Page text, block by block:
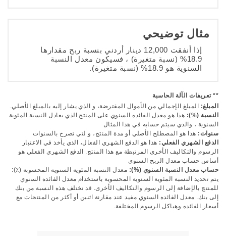
مثال توضيحي
إذا أنفقت 12,000 دينار أردني بنسبة ربح مقدارها
18.9% (نسبة متغيرة) ، فسيكون معدل النسبة
السنوية هو 18.9% (نسبة متغيرة)
.
** تعريفات الآلة الحاسبة
المبلغ: المبلغ الإجمالي من الأموال المقترضة، و الذي يشار إليه بالمبلغ الأصلي.
النسبة (%): هذا هو معدل الفائده السنوي على المنتج الذي يعادل النسبة المئوية
السنوية ، والذي سيتم حسابه في هذا المثال
سنوات: هذا هو المصطلح الأصلي أو مدة المنتج، و لتي تصرح بالسنوات
الدفع الشهري الفعلي: هذا هو الدفع الشهري الفعال، الذي يأخذ في الاعتبار
الرسوم والتكاليف الأخرى المرتبطة مع هذا المنتج. الدفع الشهري الفعلي هو
أساس حساب معدل الربح السنوي
حساب معدل النسبة السنوي (%): معدل النسبة المئوية السنوية المحسوبة (٪):
يتم تحديد النسبة المئوية السنوية المحسوبة باستخدام معدل الفائده السنوي
للمنتج بالإضافة إلى الرسوم والتكاليف الأخرى. قد تختلف هذه النسبة من بنك
إلى بنك. معدل الفائده السنوي مفيد عند مقارنة اثنين أو أكثر من المنتجات مع
أسعار الفائده وهياكل الرسوم المختلفة.